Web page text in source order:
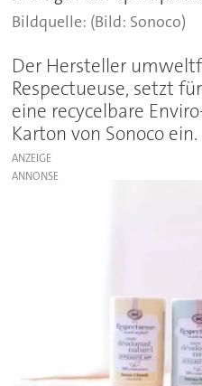
(Bild: Sonoco)
Der Hersteller
Respectueuse, setzt
eine recycelbare
Karton von Sonoco ein.
ANZEIGE